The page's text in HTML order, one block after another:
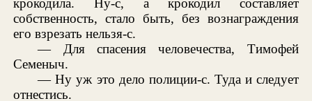
крокодила. Ну-с, а крокодил составляет
собственность, стало быть, без вознаграждения
его взрезать нельзя-с.
— Для спасения человечества, Тимофей
Семеныч.
— Ну уж это дело полиции-с. Туда и следует
отнестись.